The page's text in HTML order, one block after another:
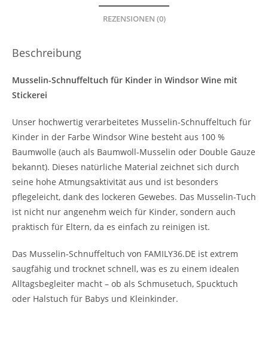
REZENSIONEN (0)
Beschreibung
Musselin-Schnuffeltuch für Kinder in Windsor Wine mit
Stickerei
Unser hochwertig verarbeitetes Musselin-Schnuffeltuch für
Kinder in der Farbe Windsor Wine besteht aus 100 %
Baumwolle (auch als Baumwoll-Musselin oder Double Gauze
bekannt). Dieses natürliche Material zeichnet sich durch
seine hohe Atmungsaktivität aus und ist besonders
pflegeleicht, dank des lockeren Gewebes. Das Musselin-Tuch
ist nicht nur angenehm weich für Kinder, sondern auch
praktisch für Eltern, da es einfach zu reinigen ist.
Das Musselin-Schnuffeltuch von FAMILY36.DE ist extrem
saugfähig und trocknet schnell, was es zu einem idealen
Alltagsbegleiter macht – ob als Schmusetuch, Spucktuch
oder Halstuch für Babys und Kleinkinder.